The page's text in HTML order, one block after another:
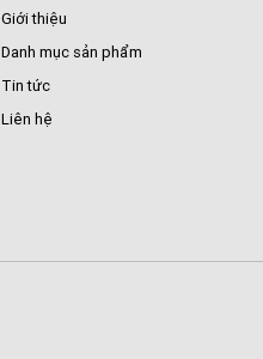
Giới thiệu
Danh mục sản phẩm
Tin tức
Liên hệ